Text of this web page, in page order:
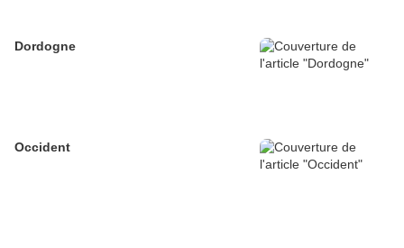
Dordogne
Occident